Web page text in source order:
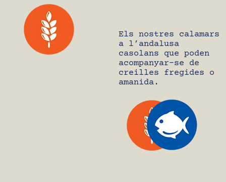
Els nostres calamars
a l’andalusa
casolans que poden
acompanyar-se de
creilles fregides o
amanida.